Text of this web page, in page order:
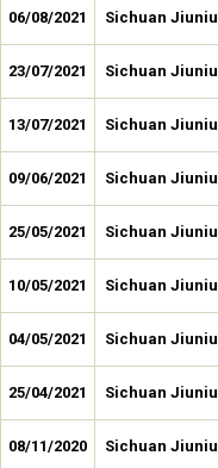
06/08/2021 Sichuan Jiuniu
23/07/2021 Sichuan Jiuniu
13/07/2021 Sichuan Jiuniu
09/06/2021 Sichuan Jiuniu
25/05/2021 Sichuan Jiuniu
10/05/2021 Sichuan Jiuniu
04/05/2021 Sichuan Jiuniu
25/04/2021 Sichuan Jiuniu
08/11/2020 Sichuan Jiuniu